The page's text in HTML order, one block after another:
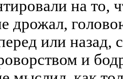
на то,
дрожал,
или
и